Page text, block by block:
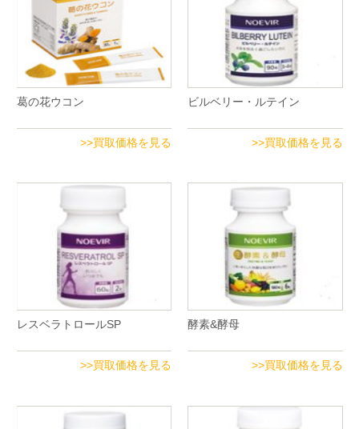
葛の花ウコン
>>買取価格を見る
ビルベリー・ルテイン
>>買取価格を見る
レスベラトロールSP
>>買取価格を見る
酵素&酵母
>>買取価格を見る